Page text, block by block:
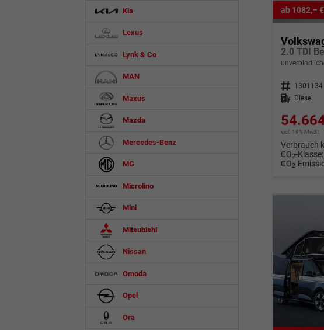
ab 1082,–
2.0 TDI
Fahrzeugnr. 1301134
Kraftstoff Diesel
incl. 19% MwSt.
Verbrauch
CO2-Klasse:
CO2-
Kia
Lexus
Lynk & Co
MAN
Maxus
Mazda
Mercedes-Benz
MG
Microlino
Mini
Mitsubishi
Nissan
Omoda
Opel
Ora